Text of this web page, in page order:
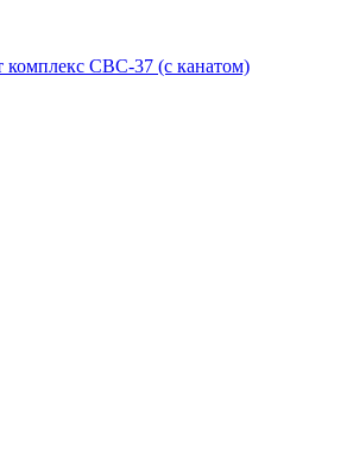
комплекс СВС-37 (с канатом)